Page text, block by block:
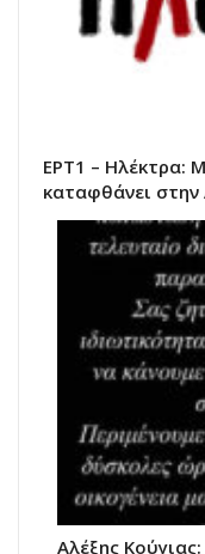
ΕΡΤ1 – Ηλέκτρα:
καταφθάνει
Αλέξης